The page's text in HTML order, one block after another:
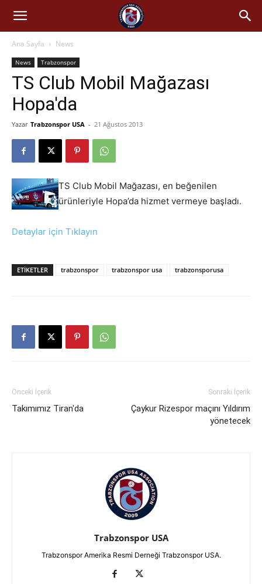
Ana Sayfa News
News Trabzonspor
TS Club Mobil Mağazası
Hopa'da
Yazar Trabzonspor USA - 21 Ağustos 2013
TS Club Mobil Mağazası, en beğenilen
ürünleriyle Hopa’da hizmet vermeye başladı.
Detaylar için Tıklayın
ETIKETLER trabzonspor trabzonspor usa trabzonsporusa
Önceki İçerik
Takımımız Tiran'da
Sonraki İçerik
Çaykur Rizespor maçını Yıldırım
yönetecek
Trabzonspor USA
Trabzonspor Amerika Resmi Derneği Trabzonspor USA.